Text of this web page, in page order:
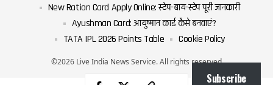
©2026 Live India News Service. All rights reserved
New Ration Card Apply Online: स्टेप-बाय-स्टेप पूरी जानकारी
Ayushman Card: आयुष्मान कार्ड कैसे बनवाएं?
TATA IPL 2026 Points Table
Cookie Policy
Subscribe